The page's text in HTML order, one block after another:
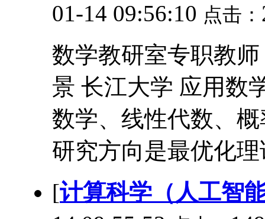
01-14 09:56:10 点击：
数学教研室专职教师
景 长江大学 应用数
数学、线性代数、
研究方向是最优化
[计算科学（人工智